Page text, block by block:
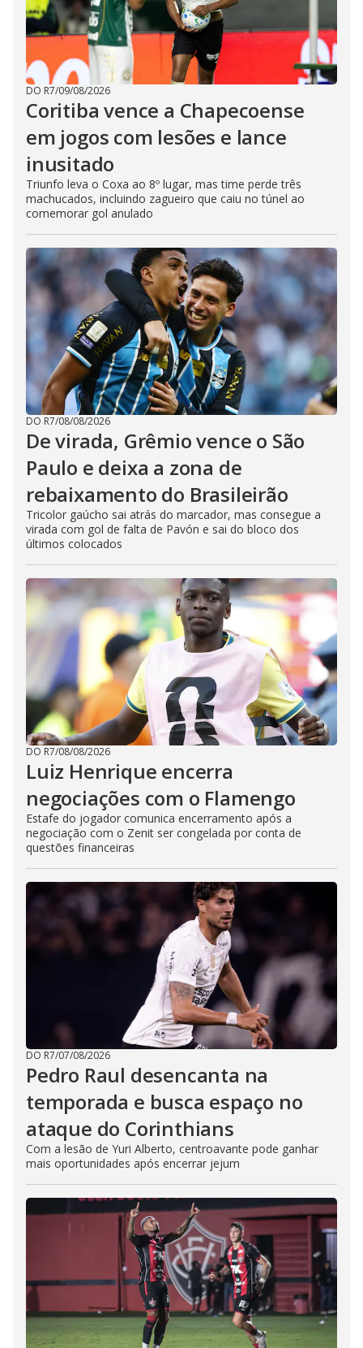
DO R7/09/08/2026
Coritiba vence a Chapecoense
em jogos com lesões e lance
inusitado
Triunfo leva o Coxa ao 8º lugar, mas time perde três
machucados, incluindo zagueiro que caiu no túnel ao
comemorar gol anulado
DO R7/08/08/2026
De virada, Grêmio vence o São
Paulo e deixa a zona de
rebaixamento do Brasileirão
Tricolor gaúcho sai atrás do marcador, mas consegue a
virada com gol de falta de Pavón e sai do bloco dos
últimos colocados
DO R7/08/08/2026
Luiz Henrique encerra
negociações com o Flamengo
Estafe do jogador comunica encerramento após a
negociação com o Zenit ser congelada por conta de
questões financeiras
DO R7/07/08/2026
Pedro Raul desencanta na
temporada e busca espaço no
ataque do Corinthians
Com a lesão de Yuri Alberto, centroavante pode ganhar
mais oportunidades após encerrar jejum